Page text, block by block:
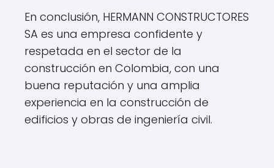
En conclusión, HERMANN CONSTRUCTORES
SA es una empresa confidente y
respetada en el sector de la
construcción en Colombia, con una
buena reputación y una amplia
experiencia en la construcción de
edificios y obras de ingeniería civil.